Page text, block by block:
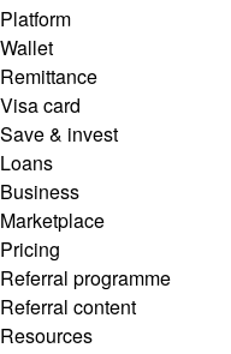
Platform
Wallet
Remittance
Visa card
Save & invest
Loans
Business
Marketplace
Pricing
Referral programme
Referral content
Resources